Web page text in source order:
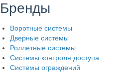
Бренды
Воротные системы
Дверные системы
Роллетные системы
Системы контроля доступа
Системы ограждений